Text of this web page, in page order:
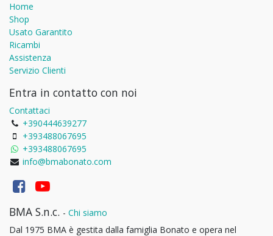
Home
Shop
Usato Garantito
Ricambi
Assistenza
Servizio Clienti
Entra in contatto con noi
Contattaci
+390444639277
+393488067695
+393488067695
info@bmabonato.com
BMA S.n.c. - Chi siamo
Dal 1975 BMA è gestita dalla famiglia Bonato e opera nel